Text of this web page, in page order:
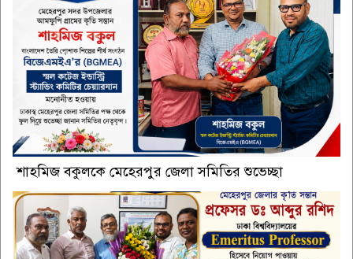
শাহমিজ বকুলকে মেহেরপুর জেলা সমিতির শুভেচ্ছা